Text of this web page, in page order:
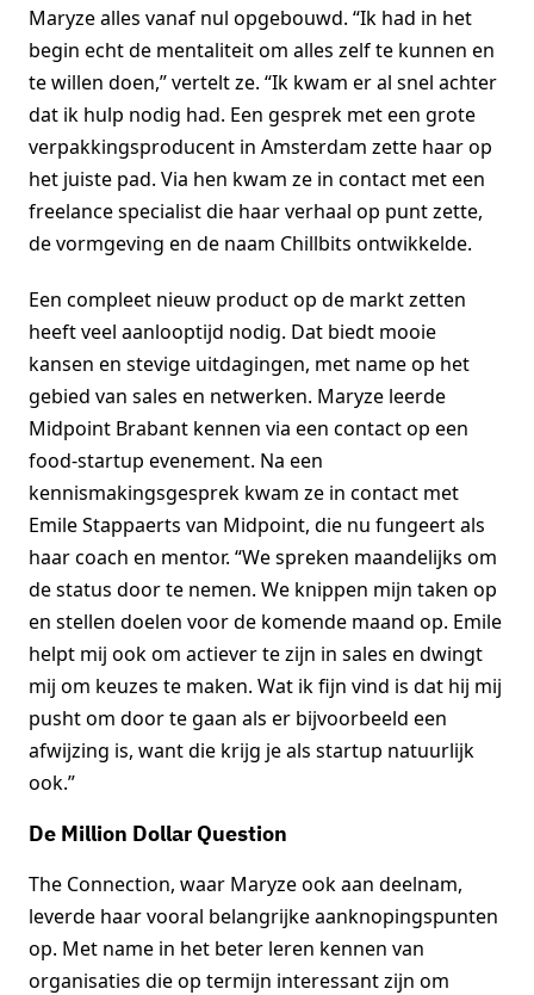
Maryze alles vanaf nul opgebouwd. “Ik had in het
begin echt de mentaliteit om alles zelf te kunnen en
te willen doen,” vertelt ze. “Ik kwam er al snel achter
dat ik hulp nodig had. Een gesprek met een grote
verpakkingsproducent in Amsterdam zette haar op
het juiste pad. Via hen kwam ze in contact met een
freelance specialist die haar verhaal op punt zette,
de vormgeving en de naam Chillbits ontwikkelde.
Een compleet nieuw product op de markt zetten
heeft veel aanlooptijd nodig. Dat biedt mooie
kansen en stevige uitdagingen, met name op het
gebied van sales en netwerken. Maryze leerde
Midpoint Brabant kennen via een contact op een
food-startup evenement. Na een
kennismakingsgesprek kwam ze in contact met
Emile Stappaerts van Midpoint, die nu fungeert als
haar coach en mentor. “We spreken maandelijks om
de status door te nemen. We knippen mijn taken op
en stellen doelen voor de komende maand op. Emile
helpt mij ook om actiever te zijn in sales en dwingt
mij om keuzes te maken. Wat ik fijn vind is dat hij mij
pusht om door te gaan als er bijvoorbeeld een
afwijzing is, want die krijg je als startup natuurlijk
ook.”
De Million Dollar Question
The Connection, waar Maryze ook aan deelnam,
leverde haar vooral belangrijke aanknopingspunten
op. Met name in het beter leren kennen van
organisaties die op termijn interessant zijn om